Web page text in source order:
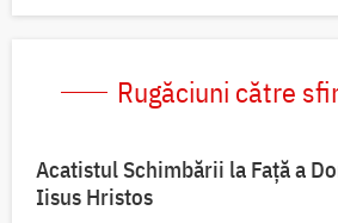
Rugăciuni către
Acatistul Schimbării la Faţă a
Iisus Hristos